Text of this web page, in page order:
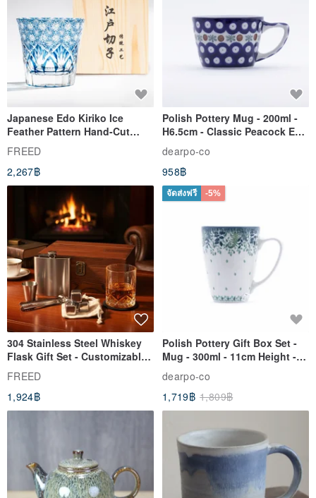
Japanese Edo Kiriko Ice
Feather Pattern Hand-Cut
Whisky Glass - Blue Engraved
Gift for Dad
FREED
2,267฿
Polish Pottery Mug - 200ml -
H6.5cm - Classic Peacock Eye
& Dragonfly
dearpo-co
958฿
304 Stainless Steel Whiskey
Flask Gift Set - Customizable
Engraving - Father's Day Gift
FREED
1,924฿
จัดส่งฟรี -5%
Polish Pottery Gift Box Set -
Mug - 300ml - 11cm Height -
Fern Pattern
dearpo-co
1,719฿ 1,809฿